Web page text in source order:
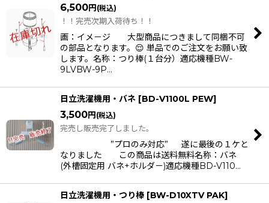
6,500円(税込)
！！完売次期入荷待ち！！
画：イメ－ジ 大型商品につきまして同梱不可
の部品となります。😌 単品でのご注文をお願い致
します。名称：つり棒(１台分）適応機種BW-
9LVBW-9P…
日立洗濯機用・バネ [BD-V1100L PEW]
3,500円(税込)
完売し販売完了しました。
”プロのみ対応” 遂に最後の１ケと
なりました この商品は送料無料名称：バネ
(外槽固定用 バネ+ホルダ－)適応機種BD-V110…
日立洗濯機用・つり棒 [BW-D10XTV PAK]